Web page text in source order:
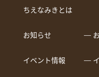
ちえなみきとは
お知らせ ―
イベント情報 ―